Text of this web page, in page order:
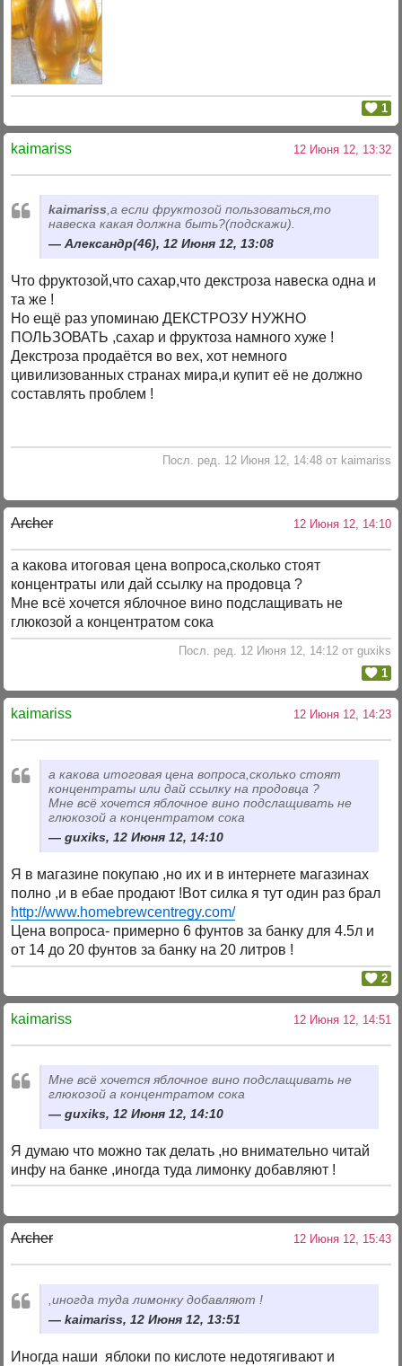
1
kaimariss 12 Июня 12, 13:32
kaimariss,а если фруктозой пользоваться,то
навеска какая должна быть?(подскажи).
Александр(46), 12 Июня 12, 13:08
Что фруктозой,что сахар,что декстроза навеска одна и
та же !
Но ещё раз упоминаю ДЕКСТРОЗУ НУЖНО
ПОЛЬЗОВАТЬ ,сахар и фруктоза намного хуже !
Декстроза продаётся во вех, хот немного
цивилизованных странах мира,и купит её не должно
составлять проблем !
Посл. ред. 12 Июня 12, 14:48 от kaimariss
Archer 12 Июня 12, 14:10
а какова итоговая цена вопроса,сколько стоят
концентраты или дай ссылку на продовца ?
Мне всё хочется яблочное вино подслащивать не
глюкозой а концентратом сока
Посл. ред. 12 Июня 12, 14:12 от guxiks
1
kaimariss 12 Июня 12, 14:23
а какова итоговая цена вопроса,сколько стоят
концентраты или дай ссылку на продовца ?
Мне всё хочется яблочное вино подслащивать не
глюкозой а концентратом сока
guxiks, 12 Июня 12, 14:10
Я в магазине покупаю ,но их и в интернете магазинах
полно ,и в ебае продают !Вот силка я тут один раз брал
http://www.homebrewcentregy.com/
Цена вопроса- примерно 6 фунтов за банку для 4.5л и
от 14 до 20 фунтов за банку на 20 литров !
2
kaimariss 12 Июня 12, 14:51
Мне всё хочется яблочное вино подслащивать не
глюкозой а концентратом сока
guxiks, 12 Июня 12, 14:10
Я думаю что можно так делать ,но внимательно читай
инфу на банке ,иногда туда лимонку добавляют !
Archer 12 Июня 12, 15:43
,иногда туда лимонку добавляют !
kaimariss, 12 Июня 12, 13:51
Иногда наши яблоки по кислоте недотягивают и